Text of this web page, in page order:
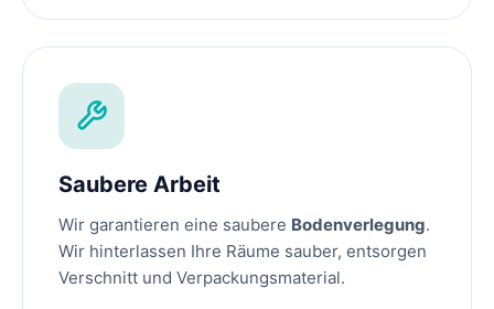
Saubere Arbeit
Wir garantieren eine saubere Bodenverlegung.
Wir hinterlassen Ihre Räume sauber, entsorgen
Verschnitt und Verpackungsmaterial.